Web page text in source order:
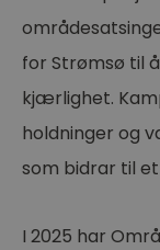
for Strømsø til
kjærlighet.
holdninger og
som bidrar til
I 2025 har